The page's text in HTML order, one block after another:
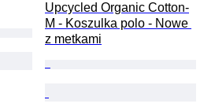
Upcycled Organic Cotton-
M - Koszulka polo - Nowe
z metkami